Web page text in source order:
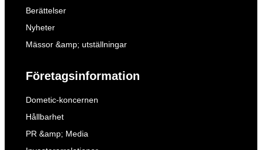
Berättelser
Nyheter
Mässor &amp; utställningar
Företagsinformation
Dometic-koncernen
Hållbarhet
PR &amp; Media